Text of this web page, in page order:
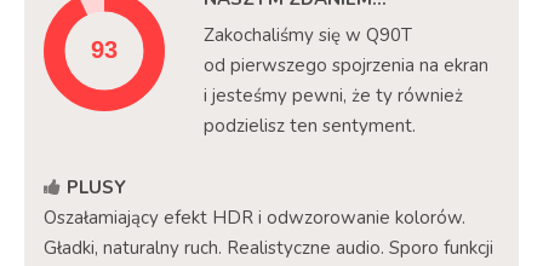
Zakochaliśmy się w Q90T
od pierwszego spojrzenia na ekran
i jesteśmy pewni, że ty również
podzielisz ten sentyment.
PLUSY
Oszałamiający efekt HDR i odwzorowanie kolorów.
Gładki, naturalny ruch. Realistyczne audio. Sporo funkcji